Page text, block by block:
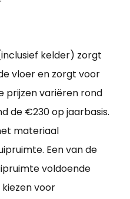
kelder) zorgt
vloer en zorgt voor
prijzen variëren rond
de €230 op jaarbasis.
materiaal
Een van de
voldoende
voor